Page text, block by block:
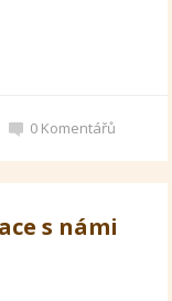
0 Komentářů
s námi